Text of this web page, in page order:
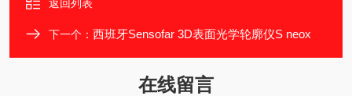
返回列表
下一个： 西班牙Sensofar 3D表面光学轮廓仪S neox
在线留言